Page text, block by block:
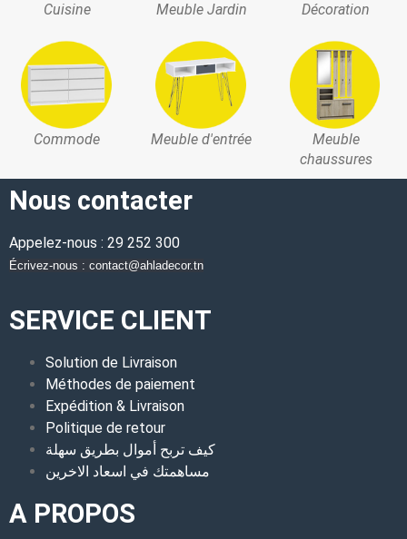
Cuisine Meuble Jardin Décoration
Commode Meuble d'entrée
Meuble
chaussures
Nous contacter
Appelez-nous : 29 252 300
Écrivez-nous : contact@ahladecor.tn
SERVICE CLIENT
Solution de Livraison
Méthodes de paiement
Expédition & Livraison
Politique de retour
كيف تربح أموال بطريق سهلة
مساهمتك في اسعاد الاخرين
A PROPOS